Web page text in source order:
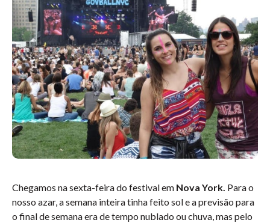
Chegamos na sexta-feira do festival em Nova York. Para o
nosso azar, a semana inteira tinha feito sol e a previsão para
o final de semana era de tempo nublado ou chuva, mas pelo